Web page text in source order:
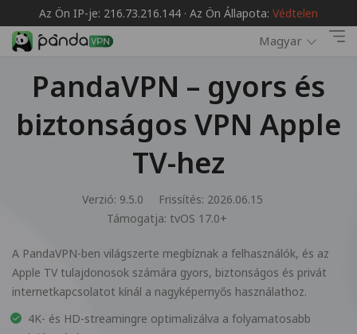
Az Ön IP-je: 216.73.216.144 · Az Ön Állapota: Védtelen
Magyar
PandaVPN – gyors és
biztonságos VPN Apple
TV-hez
Verzió: 9.5.0
Frissítés: 2026.06.15
Támogatja: tvOS 17.0+
A PandaVPN-ben világszerte megbíznak a felhasználók, és az
Apple TV tulajdonosok számára gyors, biztonságos és privát
internetkapcsolatot kínál a nagyképernyős használathoz.
4K- és HD-streamingre optimalizálva a folyamatosabb